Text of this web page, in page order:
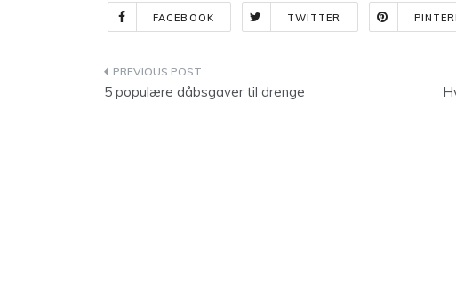
FACEBOOK TWITTER
Indlægsnavigation
5 populære dåbsgaver til drenge